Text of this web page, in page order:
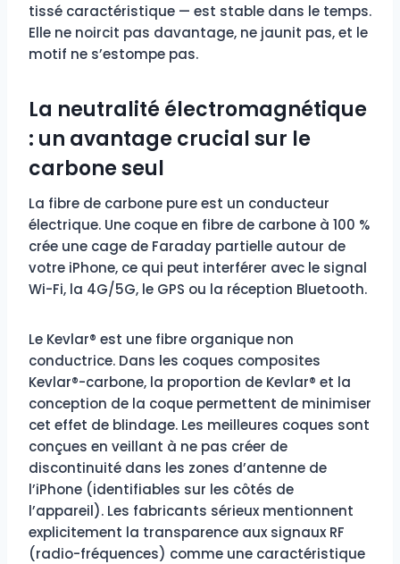
tissé caractéristique — est stable dans le temps.
Elle ne noircit pas davantage, ne jaunit pas, et le
motif ne s’estompe pas.
La neutralité électromagnétique
: un avantage crucial sur le
carbone seul
La fibre de carbone pure est un conducteur
électrique. Une coque en fibre de carbone à 100 %
crée une cage de Faraday partielle autour de
votre iPhone, ce qui peut interférer avec le signal
Wi-Fi, la 4G/5G, le GPS ou la réception Bluetooth.
Le Kevlar® est une fibre organique non
conductrice. Dans les coques composites
Kevlar®-carbone, la proportion de Kevlar® et la
conception de la coque permettent de minimiser
cet effet de blindage. Les meilleures coques sont
conçues en veillant à ne pas créer de
discontinuité dans les zones d’antenne de
l’iPhone (identifiables sur les côtés de
l’appareil). Les fabricants sérieux mentionnent
explicitement la transparence aux signaux RF
(radio-fréquences) comme une caractéristique